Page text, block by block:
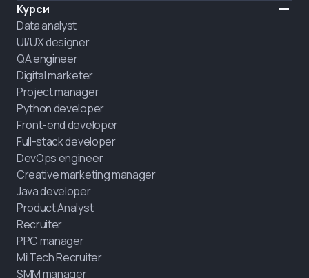
Курси
Data analyst
UI/UX designer
QA engineer
Digital marketer
Project manager
Python developer
Front-end developer
Full-stack developer
DevOps engineer
Creative marketing manager
Java developer
Product Analyst
Recruiter
PPC manager
MilTech Recruiter
SMM manager